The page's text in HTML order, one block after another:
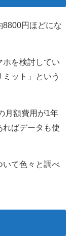
8800円ほどにな
ホを検討してい
ット」という
月額費用が1年
ればデータも使
いて色々と調べ